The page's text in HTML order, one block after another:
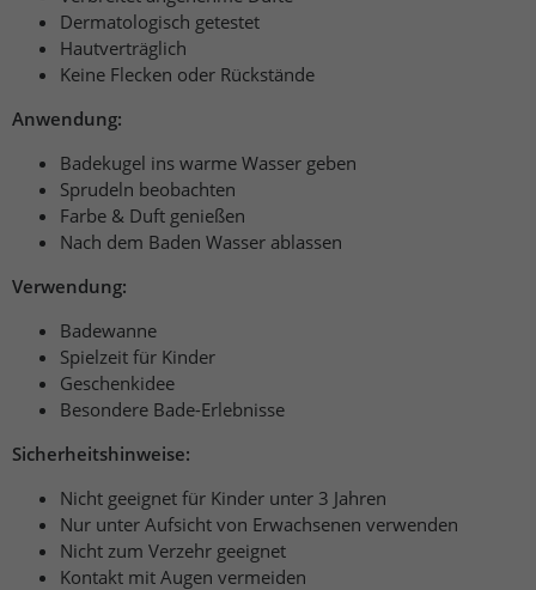
Dermatologisch getestet
Hautverträglich
Keine Flecken oder Rückstände
Anwendung:
Badekugel ins warme Wasser geben
Sprudeln beobachten
Farbe & Duft genießen
Nach dem Baden Wasser ablassen
Verwendung:
Badewanne
Spielzeit für Kinder
Geschenkidee
Besondere Bade-Erlebnisse
Sicherheitshinweise:
Nicht geeignet für Kinder unter 3 Jahren
Nur unter Aufsicht von Erwachsenen verwenden
Nicht zum Verzehr geeignet
Kontakt mit Augen vermeiden